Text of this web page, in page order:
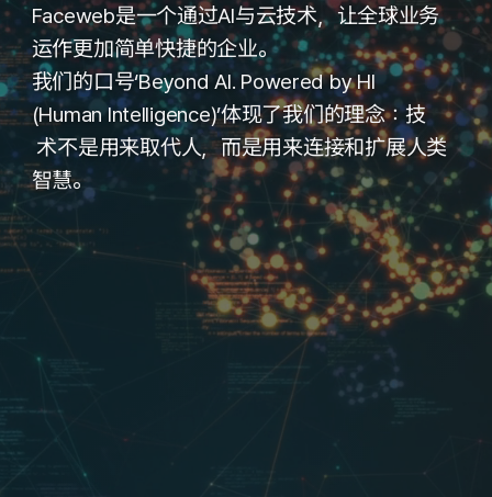
Faceweb是一个通过AI与云技术，让全球业务
运作更加简单快捷的企业。
我们的口号‘Beyond AI. Powered by HI
(Human Intelligence)’体现了我们的理念：技
术不是用来取代人，而是用来连接和扩展人类
智慧。